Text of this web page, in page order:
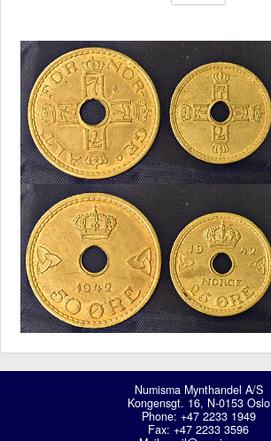
Numisma Mynthandel A/S
Kongensgt. 16, N-0153 Oslo
Phone: +47 2233 1949
Fax: +47 2233 3596